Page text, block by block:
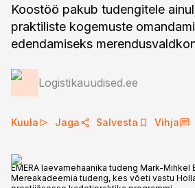
Koostöö pakub tudengitele
praktiliste kogemuste
edendamiseks
Logistikauudised.ee
Kuula Jaga Salvesta Vihja
EMERA laevamehaanika tudeng Mark-Mihkel
Mereakadeemia tudeng, kes võeti vastu